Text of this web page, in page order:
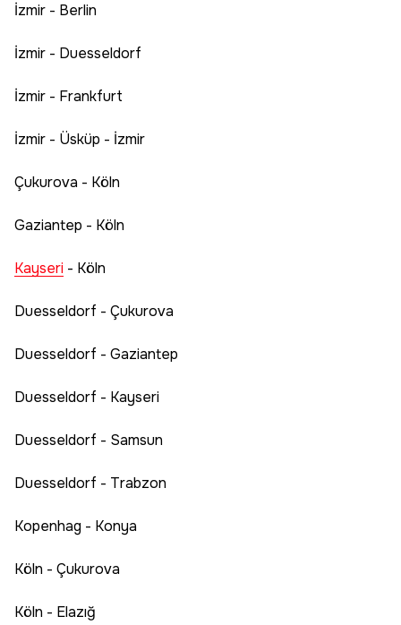
İzmir - Berlin
İzmir - Duesseldorf
İzmir - Frankfurt
İzmir - Üsküp - İzmir
Çukurova - Köln
Gaziantep - Köln
Kayseri - Köln
Duesseldorf - Çukurova
Duesseldorf - Gaziantep
Duesseldorf - Kayseri
Duesseldorf - Samsun
Duesseldorf - Trabzon
Kopenhag - Konya
Köln - Çukurova
Köln - Elazığ